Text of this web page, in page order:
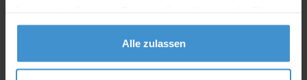
gesammelt haben.
Alle zulassen
Muster bestellen